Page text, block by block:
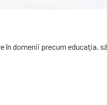
domenii precum educaţia,